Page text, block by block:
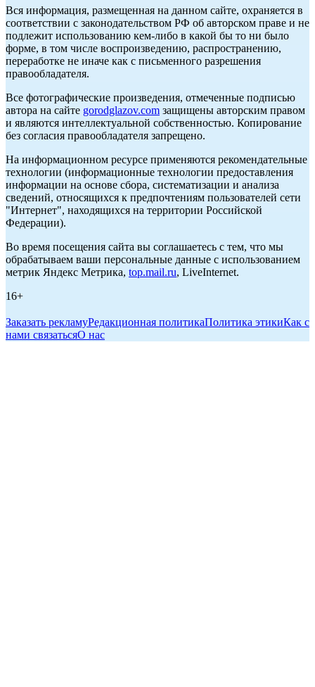
Вся информация, размещенная на данном сайте, охраняется в
соответствии с законодательством РФ об авторском праве и не
подлежит использованию кем-либо в какой бы то ни было
форме, в том числе воспроизведению, распространению,
переработке не иначе как с письменного разрешения
правообладателя.
Все фотографические произведения, отмеченные подписью
автора на сайте gorodglazov.com защищены авторским правом
и являются интеллектуальной собственностью. Копирование
без согласия правообладателя запрещено.
На информационном ресурсе применяются рекомендательные
технологии (информационные технологии предоставления
информации на основе сбора, систематизации и анализа
сведений, относящихся к предпочтениям пользователей сети
"Интернет", находящихся на территории Российской
Федерации).
Во время посещения сайта вы соглашаетесь с тем, что мы
обрабатываем ваши персональные данные с использованием
метрик Яндекс Метрика, top.mail.ru, LiveInternet.
16+
Заказать рекламуРедакционная политикаПолитика этикиКак с
нами связатьсяО нас